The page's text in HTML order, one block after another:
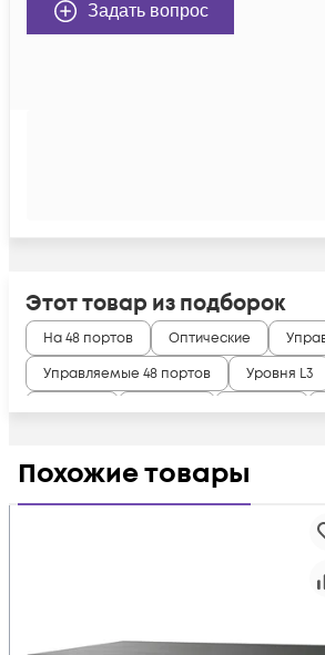
Задать вопрос
Этот товар из подборок
На 48 портов Оптические
Управляемые 48 портов
Уровня L3
SFP ERPS
SFP MSTP SFP RSTP
Похожие товары